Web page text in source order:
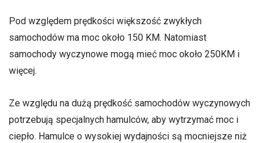
Pod względem prędkości większość zwykłych
samochodów ma moc około 150 KM. Natomiast
samochody wyczynowe mogą mieć moc około 250KM i
więcej.
Ze względu na dużą prędkość samochodów wyczynowych
potrzebują specjalnych hamulców, aby wytrzymać moc i
ciepło. Hamulce o wysokiej wydajności są mocniejsze niż